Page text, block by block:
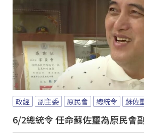
政經 副主委 原民會 總統令 蘇佐
6/2總統令 任命蘇佐璽為原民會